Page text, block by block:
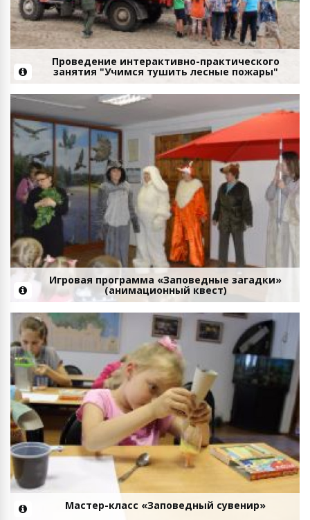
Проведение интерактивно-практического
занятия "Учимся тушить лесные пожары"
Игровая программа «Заповедные загадки»
(анимационный квест)
Мастер-класс «Заповедный сувенир»